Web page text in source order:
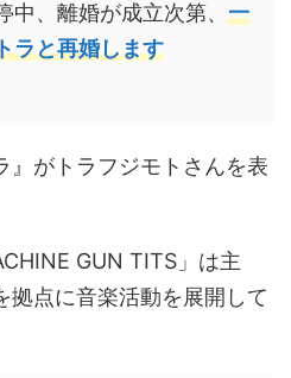
、離婚が成立次第、 一
ラと再婚します
』がトラフジモトさんを表
GUN TITS」は主
拠点に音楽活動を展開して